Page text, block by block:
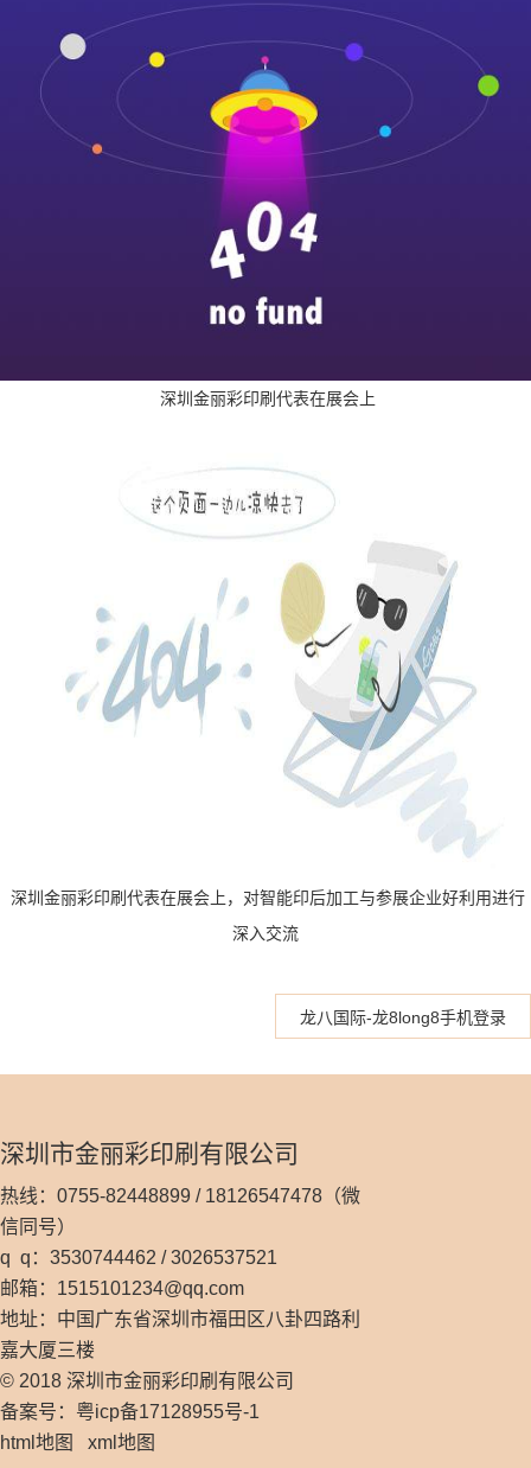
深圳金丽彩印刷代表在展会上
深圳金丽彩印刷代表在展会上，对智能印后加工与参展企业好利用进行
深入交流
龙八国际-龙8long8手机登录
深圳市金丽彩印刷有限公司
热线：0755-82448899 / 18126547478（微
信同号）
q q：3530744462 / 3026537521
邮箱： 1515101234@qq.com
地址：中国广东省深圳市福田区八卦四路利
嘉大厦三楼
© 2018 深圳市金丽彩印刷有限公司
备案号：粤icp备17128955号-1
html地图
xml地图